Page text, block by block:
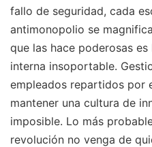
fallo de seguridad, cada
antimonopolio se
que las hace poderosas
interna insoportable.
empleados repartidos por
mantener una cultura de
imposible. Lo más
revolución no venga de